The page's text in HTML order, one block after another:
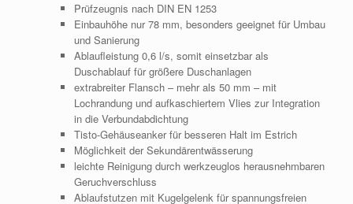
Prüfzeugnis nach DIN EN 1253
Einbauhöhe nur 78 mm, besonders geeignet für Umbau
und Sanierung
Ablaufleistung 0,6 l/s, somit einsetzbar als
Duschablauf für größere Duschanlagen
extrabreiter Flansch – mehr als 50 mm – mit
Lochrandung und aufkaschiertem Vlies zur Integration
in die Verbundabdichtung
Tisto-Gehäuseanker für besseren Halt im Estrich
Möglichkeit der Sekundärentwässerung
leichte Reinigung durch werkzeuglos herausnehmbaren
Geruchverschluss
Ablaufstutzen mit Kugelgelenk für spannungsfreien